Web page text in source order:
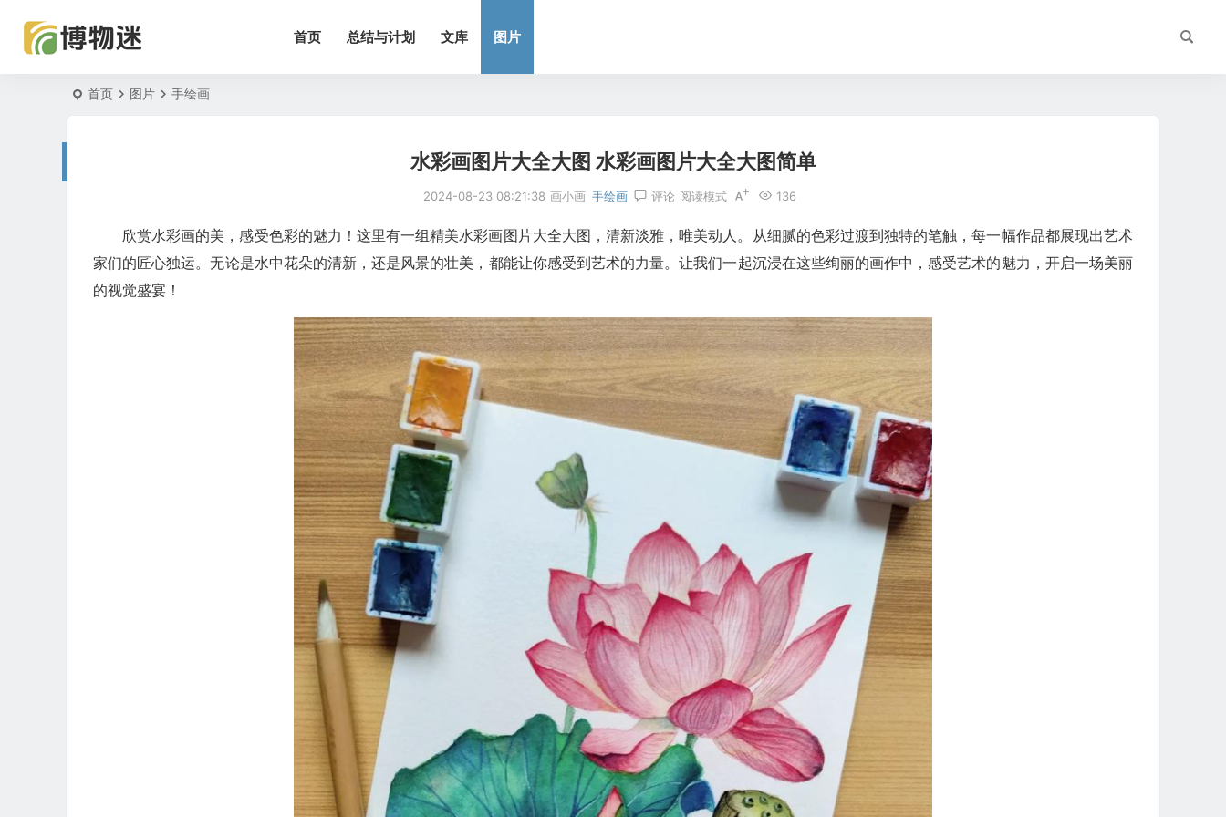
首页 总结与计划 文库 图片
首页 图片 手绘画
水彩画图片大全大图 水彩画图片大全大图简单
2024-08-23 08:21:38 画小画 手绘画 评论 136
阅读模式
欣赏水彩画的美，感受色彩的魅力！这里有一组精美水彩画图片大全大图，清新淡雅，唯美动人。从细腻的色彩过渡到独特的笔触，每一幅作品都展现出艺术
家们的匠心独运。无论是水中花朵的清新，还是风景的壮美，都能让你感受到艺术的力量。让我们一起沉浸在这些绚丽的画作中，感受艺术的魅力，开启一场美丽
的视觉盛宴！